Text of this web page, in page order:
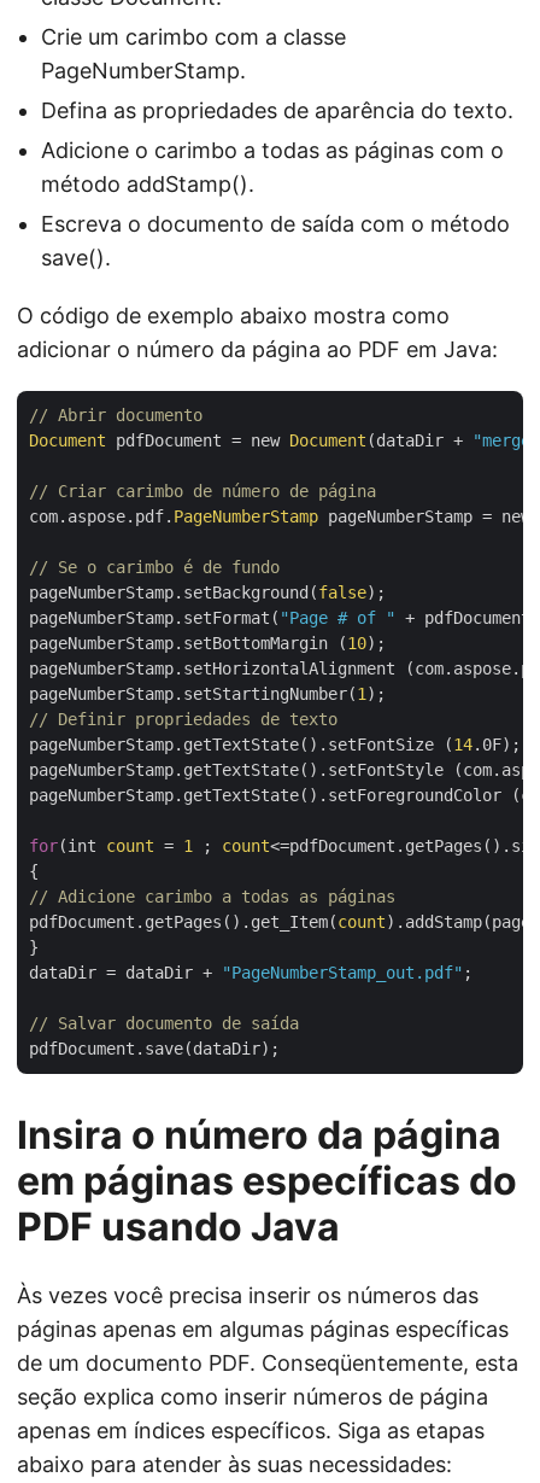
Crie um carimbo com a classe
PageNumberStamp.
Defina as propriedades de aparência do texto.
Adicione o carimbo a todas as páginas com o
método addStamp().
Escreva o documento de saída com o método
save().
O código de exemplo abaixo mostra como
adicionar o número da página ao PDF em Java:
// Abrir documento
Document pdfDocument = new Document (dataDir +
// Criar carimbo de número de página
com.aspose.pdf. PageNumberStamp pageNumberStamp =
// Se o carimbo é de fundo
pageNumberStamp.setBackground(false);
pageNumberStamp.setFormat( "Page # of "
+
pageNumberStamp.setBottomMargin (10);
pageNumberStamp.setHorizontalAlignment
pageNumberStamp.setStartingNumber(1
// Definir propriedades de texto
pageNumberStamp.getTextState().setFontSize (14.0F);
pageNumberStamp.getTextState().setFontStyle
pageNumberStamp.getTextState().setForegroundColor
for(int count = 1 ; count
// Adicione carimbo a todas as páginas
pdfDocument.getPages().get_Item(count
}
dataDir = dataDir +
"PageNumberStamp_out.pdf" ;
// Salvar documento de saída
Insira o número da página
em páginas específicas do
PDF usando Java
Às vezes você precisa inserir os números das
páginas apenas em algumas páginas específicas
de um documento PDF. Conseqüentemente, esta
seção explica como inserir números de página
apenas em índices específicos. Siga as etapas
abaixo para atender às suas necessidades: